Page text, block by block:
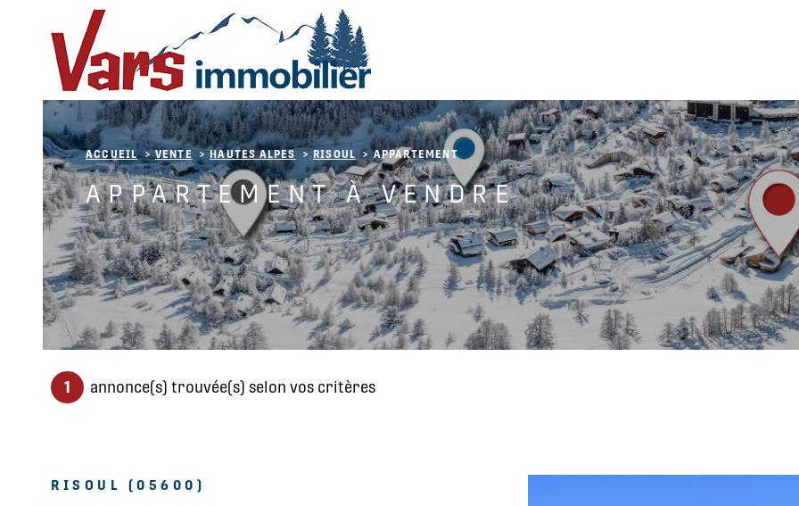
recherche
ACCUEIL VENTE HAUTES ALPES RISOUL APPARTEMENT
APPARTEMENT À VENDRE
1 annonce(s) trouvée(s) selon vos critères
RISOUL (05600)